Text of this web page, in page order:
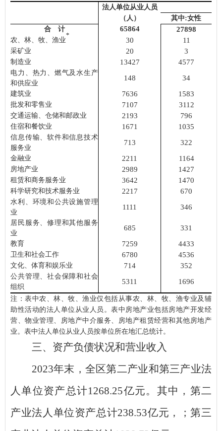
法人单位从业人员
（人）
其中:女性
合 计
65864 27898
农、林、牧、渔业
*
30 11
采矿业 20 3
制造业 13427 4577
电力、热力、燃气及水生产
和供应业
148 34
建筑业 7636 1583
批发和零售业 7107 3112
交通运输、仓储和邮政业 2193 796
住宿和餐饮业 1671 1035
信息传输、软件和信息技术
服务业
713 322
金融业 2211 1164
房地产业 2989 1427
租赁和商务服务业 3642 1470
科学研究和技术服务业 2217 670
水利、环境和公共设施管理
业
1111 346
居民服务、修理和其他服务
业
685 331
教育 7259 4433
卫生和社会工作 6780 4536
文化、体育和娱乐业 714 352
公共管理、社会保障和社会
组织
5311 1696
注：表中农、林、牧、渔业仅包括从事农、林、牧、渔专业及辅
助性活动的法人单位从业人员。表中房地产业包括房地产开发经
营、物业管理、房地产中介服务、房地产租赁经营和其他房地产
业。表中法人单位从业人员按单位所在地汇总统计。
三、资产负债状况和营业收入
2023年末，全区第二产业和第三产业法
人单位资产总计1268.25亿元。其中，第二
产业法人单位资产总计238.53亿元，；第三